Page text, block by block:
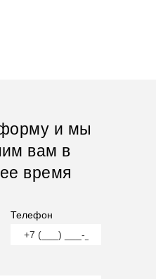
и мы
вам в
время
Телефон